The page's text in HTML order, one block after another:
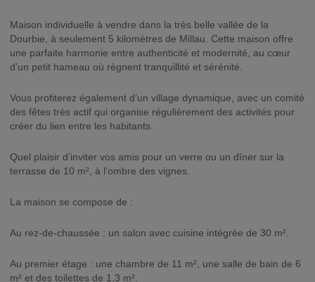
Maison individuelle à vendre dans la très belle vallée de la
Dourbie, à seulement 5 kilomètres de Millau. Cette maison offre
une parfaite harmonie entre authenticité et modernité, au cœur
d’un petit hameau où règnent tranquillité et sérénité.
Vous profiterez également d’un village dynamique, avec un comité
des fêtes très actif qui organise régulièrement des activités pour
créer du lien entre les habitants.
Quel plaisir d’inviter vos amis pour un verre ou un dîner sur la
terrasse de 10 m², à l’ombre des vignes.
La maison se compose de :
Au rez-de-chaussée : un salon avec cuisine intégrée de 30 m².
Au premier étage : une chambre de 11 m², une salle de bain de 6
m² et des toilettes de 1,3 m².